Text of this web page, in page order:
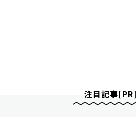
注目記事[PR]